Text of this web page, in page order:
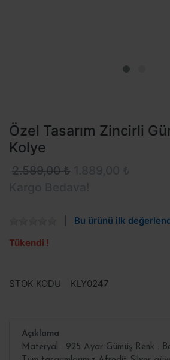
Özel Tasarım Zincirli
Kolye
2.589,00 ₺
Bu ürünü ilk
Tükendi !
STOK KODU KLY0247
Açıklama
Materyal : 925 Ayar Gümüş Renk :